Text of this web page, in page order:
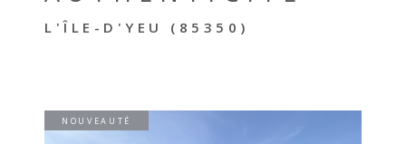
L'ÎLE-D'YEU (85350)
NOUVEAUTÉ